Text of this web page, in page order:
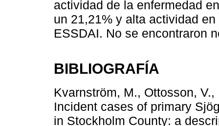
actividad de la enfermedad
un 21,21% y alta actividad
ESSDAI. No se encontraron
BIBLIOGRAFÍA
Kvarnström, M., Ottosson,
Incident cases of primary
in Stockholm County: a